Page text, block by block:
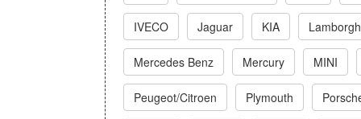
IVECO Jaguar KIA
Mercedes Benz Mercury MINI
Peugeot/Citroen Plymouth